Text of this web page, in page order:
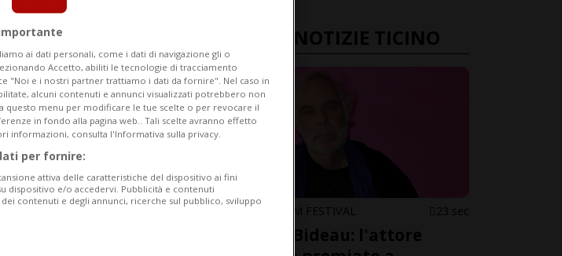
ULTIME NOTIZIE TICINO
LOCARNO FILM FESTIVAL 23 sec
Jean-Luc Bideau: l'attore
ai dati personali, come i dati di navigazione gli o
Accetto, abiliti le tecnologie di tracciamento
"Noi e i nostri partner trattiamo i dati da fornire". Nel caso in
alcuni contenuti e annunci visualizzati potrebbero non
questo menu per modificare le tue scelte o per revocare il
in fondo alla pagina web.. Tali scelte avranno effetto
informazioni, consulta l'Informativa sulla privacy.
per fornire:
attiva delle caratteristiche del dispositivo ai fini
dispositivo e/o accedervi. Pubblicità e contenuti
contenuti e degli annunci, ricerche sul pubblico, sviluppo